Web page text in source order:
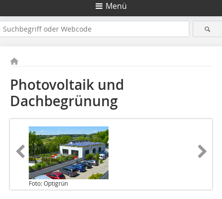
Menü
Photovoltaik und
Dachbegrünung
Foto: Optigrün